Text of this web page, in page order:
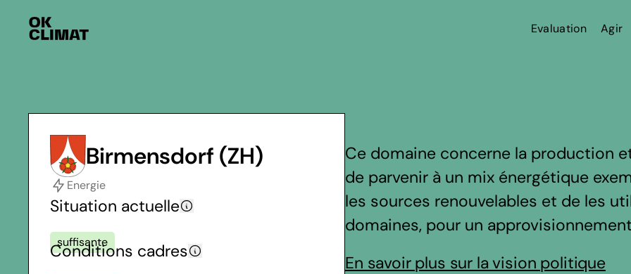
Evaluation Agir
Birmensdorf (ZH)
Energie
Situation actuelle
suffisante
Conditions cadres
Ce domaine concerne la production
de parvenir à un mix énergétique
les sources renouvelables et de les
domaines, pour un
En savoir plus sur la vision politique